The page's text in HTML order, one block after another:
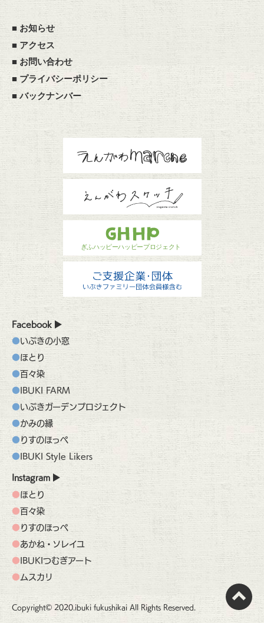
■ お知らせ
■ アクセス
■ お問い合わせ
■プライバシーポリシー
■バックナンバー
Facebook
いぶきの小窓
ほとり
百々染
IBUKI FARM
いぶきガーデンプロジェクト
かみの縁
りすのほっぺ
IBUKI Style Likers
Instagram
ほとり
百々染
りすのほっぺ
あかね・ソレイユ
IBUKIつむぎアート
ムスカリ
Copyright© 2020.ibuki fukushikai All Rights Reserved.